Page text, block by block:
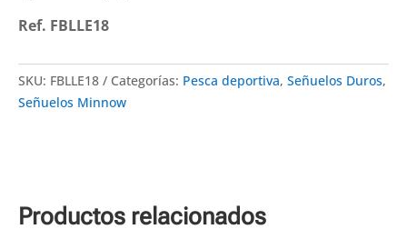
Ref. FBLLE18
SKU: FBLLE18 Categorías: Pesca deportiva, Señuelos Duros,
Señuelos Minnow
Productos relacionados